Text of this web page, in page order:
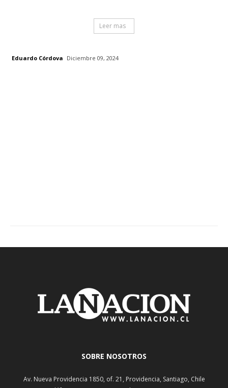
Leer mas
Eduardo Córdova Diciembre 09, 2024
SOBRE NOSOTROS
Av. Nueva Providencia 1850, of. 21, Providencia, Santiago, Chile